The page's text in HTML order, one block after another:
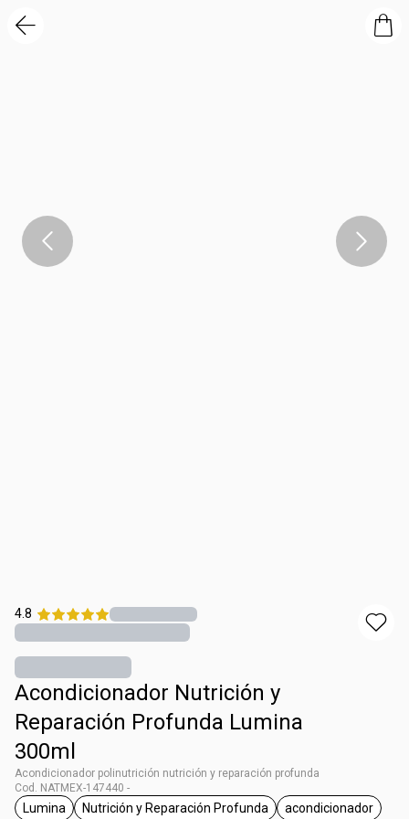
4.8
Acondicionador Nutrición y
Reparación Profunda Lumina
300ml
Acondicionador polinutrición nutrición y reparación profunda
Cod. NATMEX-147440 -
etiqueta Lumina
Lumina
etiqueta Nutrición y Reparación
Nutrición y Reparación Profunda
etiqueta
acondicionador